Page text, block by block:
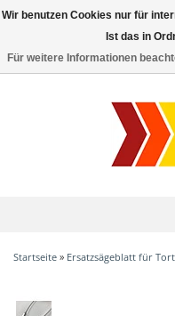
Toggle
Startseite » Ersatzsägeblatt für
Wir benutzen Cookies nur für
Ist das in
Für weitere Informationen